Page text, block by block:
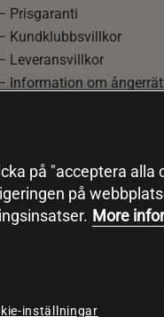
Prisgaranti
Kundklubbsvillkor
Leveransvillkor
Information om
på "acceptera
på
More
inställningar